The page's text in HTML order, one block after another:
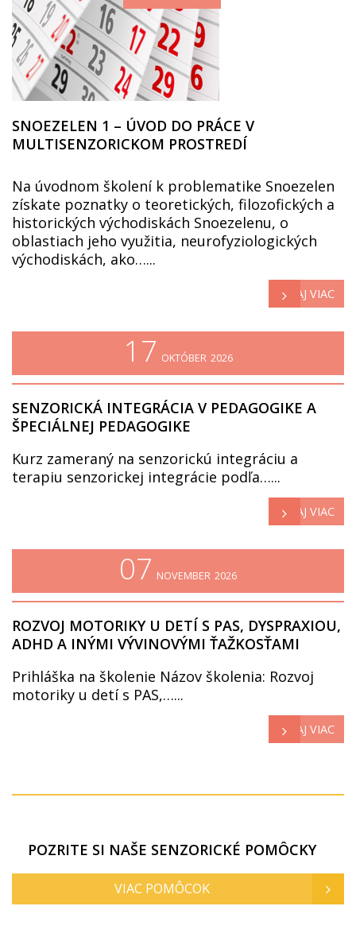
SNOEZELEN 1 – ÚVOD DO PRÁCE V
MULTISENZORICKOM PROSTREDÍ
Na úvodnom školení k problematike Snoezelen
získate poznatky o teoretických, filozofických a
historických východiskách Snoezelenu, o
oblastiach jeho využitia, neurofyziologických
východiskách, ako…...
ČÍTAJ VIAC
17 OKTÓBER 2026
SENZORICKÁ INTEGRÁCIA V PEDAGOGIKE A
ŠPECIÁLNEJ PEDAGOGIKE
Kurz zameraný na senzorickú integráciu a
terapiu senzorickej integrácie podľa…...
ČÍTAJ VIAC
07 NOVEMBER 2026
ROZVOJ MOTORIKY U DETÍ S PAS, DYSPRAXIOU,
ADHD A INÝMI VÝVINOVÝMI ŤAŽKOSŤAMI
Prihláška na školenie Názov školenia: Rozvoj
motoriky u detí s PAS,…...
ČÍTAJ VIAC
POZRITE SI NAŠE SENZORICKÉ POMÔCKY
VIAC POMÔCOK